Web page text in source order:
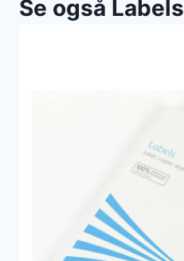
Se også Labels